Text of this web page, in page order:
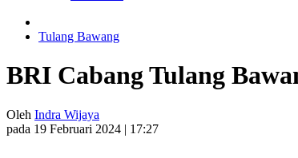
Tulang Bawang
BRI Cabang Tulang
Oleh Indra Wijaya
pada 19 Februari 2024 | 17:27